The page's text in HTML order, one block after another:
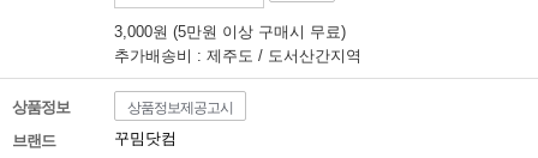
3,000원 (5만원 이상 구매시 무료)
추가배송비 : 제주도 / 도서산간지역
상품정보 상품정보제공고시
브랜드
꾸밈닷컴